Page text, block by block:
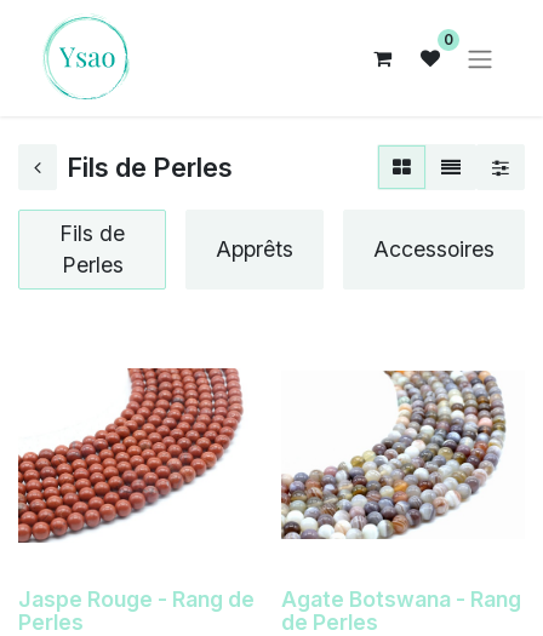
0
Fils de Perles
Fils de
Perles
Apprêts Accessoires
Jaspe Rouge - Rang de
Perles
Agate Botswana - Rang
de Perles